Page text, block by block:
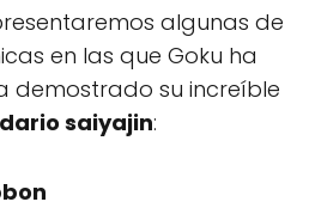
algunas de
en las que Goku ha
demostrado su increíble
saiyajin: